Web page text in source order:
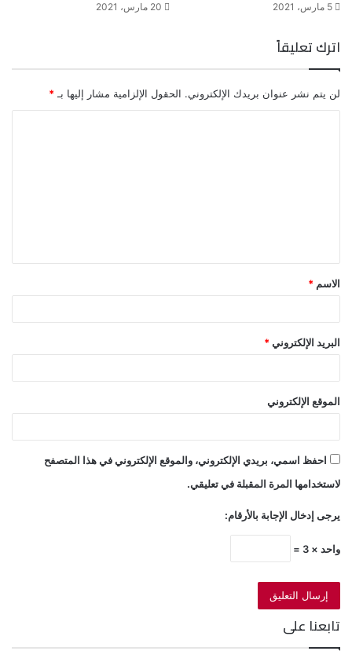
5 مارس، 2021 20 مارس، 2021
اترك تعليقاً
لن يتم نشر عنوان بريدك الإلكتروني. الحقول الإلزامية مشار إليها بـ *
ق
*
الاسم *
البريد الإلكتروني *
الموقع الإلكتروني
احفظ اسمي، بريدي الإلكتروني، والموقع الإلكتروني في هذا المتصفح
لاستخدامها المرة المقبلة في تعليقي.
يرجى إدخال الإجابة بالأرقام:
واحد × 3 =
تابعنا على